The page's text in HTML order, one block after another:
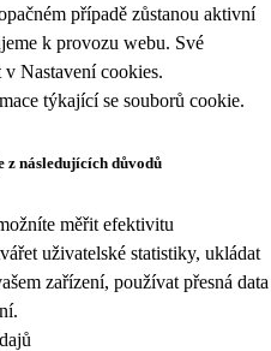
případě zůstanou aktivní
k provozu webu. Své
v Nastavení cookies.
týkající se souborů cookie.
z následujících důvodů
měřit efektivitu
uživatelské statistiky, ukládat
zařízení, používat přesná data